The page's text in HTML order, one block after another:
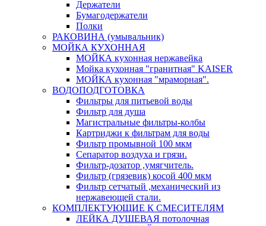
Держатели
Бумагодержатели
Полки
РАКОВИНА (умывальник)
МОЙКА КУХОННАЯ
МОЙКА кухонная нержавейка
Мойка кухонная "гранитная" KAISER
МОЙКА кухонная "мраморная".
ВОДОПОДГОТОВКА
Фильтры для питьевой воды
Фильтр для душа
Магистральные фильтры-колбы
Картриджи к фильтрам для воды
Фильтр промывной 100 мкм
Сепаратор воздуха и грязи.
Фильтр-дозатор ,умягчитель.
Фильтр (грязевик) косой 400 мкм
Фильтр сетчатый ,механический из
нержавеющей стали.
КОМПЛЕКТУЮЩИЕ К СМЕСИТЕЛЯМ
ЛЕЙКА ДУШЕВАЯ потолочная